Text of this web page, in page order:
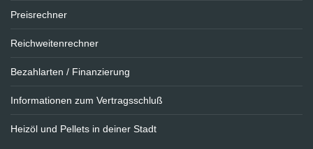
Preisrechner
Reichweitenrechner
Bezahlarten / Finanzierung
Informationen zum Vertragsschluß
Heizöl und Pellets in deiner Stadt